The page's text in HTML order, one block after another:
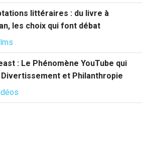
littéraires : du livre à
les choix qui font débat
: Le Phénomène YouTube qui
et Philanthropie